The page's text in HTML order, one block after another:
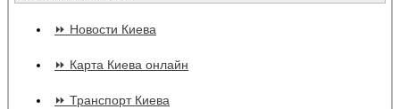
⏩ Новости Киева
⏩ Карта Киева онлайн
⏩ Транспорт Киева